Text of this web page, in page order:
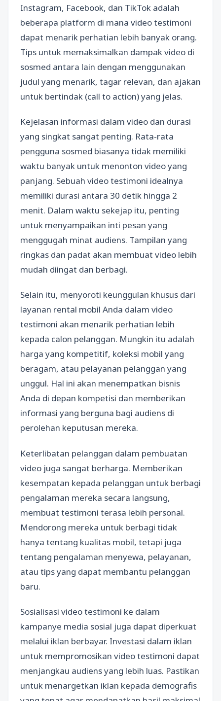
Instagram, Facebook, dan TikTok adalah
beberapa platform di mana video testimoni
dapat menarik perhatian lebih banyak orang.
Tips untuk memaksimalkan dampak video di
sosmed antara lain dengan menggunakan
judul yang menarik, tagar relevan, dan ajakan
untuk bertindak (call to action) yang jelas.
Kejelasan informasi dalam video dan durasi
yang singkat sangat penting. Rata-rata
pengguna sosmed biasanya tidak memiliki
waktu banyak untuk menonton video yang
panjang. Sebuah video testimoni idealnya
memiliki durasi antara 30 detik hingga 2
menit. Dalam waktu sekejap itu, penting
untuk menyampaikan inti pesan yang
menggugah minat audiens. Tampilan yang
ringkas dan padat akan membuat video lebih
mudah diingat dan berbagi.
Selain itu, menyoroti keunggulan khusus dari
layanan rental mobil Anda dalam video
testimoni akan menarik perhatian lebih
kepada calon pelanggan. Mungkin itu adalah
harga yang kompetitif, koleksi mobil yang
beragam, atau pelayanan pelanggan yang
unggul. Hal ini akan menempatkan bisnis
Anda di depan kompetisi dan memberikan
informasi yang berguna bagi audiens di
perolehan keputusan mereka.
Keterlibatan pelanggan dalam pembuatan
video juga sangat berharga. Memberikan
kesempatan kepada pelanggan untuk berbagi
pengalaman mereka secara langsung,
membuat testimoni terasa lebih personal.
Mendorong mereka untuk berbagi tidak
hanya tentang kualitas mobil, tetapi juga
tentang pengalaman menyewa, pelayanan,
atau tips yang dapat membantu pelanggan
baru.
Sosialisasi video testimoni ke dalam
kampanye media sosial juga dapat diperkuat
melalui iklan berbayar. Investasi dalam iklan
untuk mempromosikan video testimoni dapat
menjangkau audiens yang lebih luas. Pastikan
untuk menargetkan iklan kepada demografis